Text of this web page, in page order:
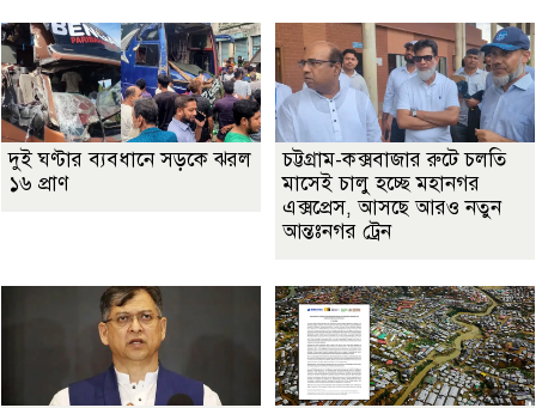
দুই ঘণ্টার ব্যবধানে সড়কে ঝরল
১৬ প্রাণ
চট্টগ্রাম-কক্সবাজার রুটে চলতি
মাসেই চালু হচ্ছে মহানগর
এক্সপ্রেস, আসছে আরও নতুন
আন্তঃনগর ট্রেন